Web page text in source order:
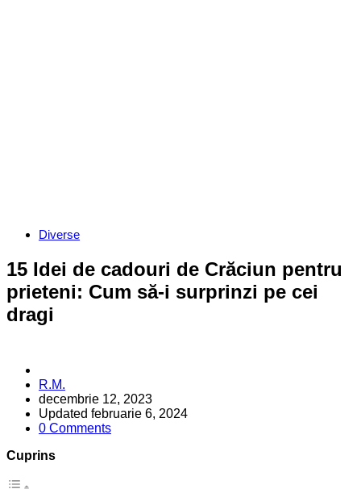
Categories
Diverse
15 Idei de cadouri de Crăciun pentru
prieteni: Cum să-i surprinzi pe cei
dragi
Posted
by
R.M.
decembrie 12, 2023
Updated februarie 6, 2024
0 Comments
Cuprins